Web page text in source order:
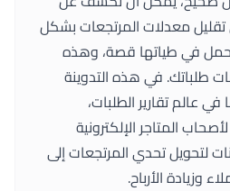
معدلات المرتجعات بشكل
في طياتها قصة، وهذه
طلباتك. في هذه التدوينة
عالم تقارير الطلبات،
المتاجر الإلكترونية
لتحويل تحدي المرتجعات إلى
وزيادة الأرباح.